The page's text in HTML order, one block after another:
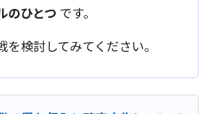
のひとつ です。
検討してみてください。